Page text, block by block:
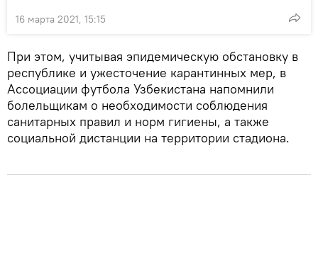
16 марта 2021, 15:15
При этом, учитывая эпидемическую обстановку в
республике и ужесточение карантинных мер, в
Ассоциации футбола Узбекистана напомнили
болельщикам о необходимости соблюдения
санитарных правил и норм гигиены, а также
социальной дистанции на территории стадиона.